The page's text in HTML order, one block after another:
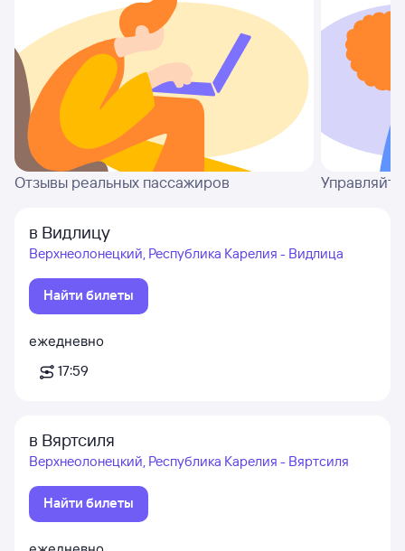
Отзывы реальных пассажиров
в Видлицу
Верхнеолонецкий, Республика Карелия - Видлица
Найти билеты
ежедневно
17:59
в Вяртсиля
Верхнеолонецкий, Республика Карелия - Вяртсиля
Найти билеты